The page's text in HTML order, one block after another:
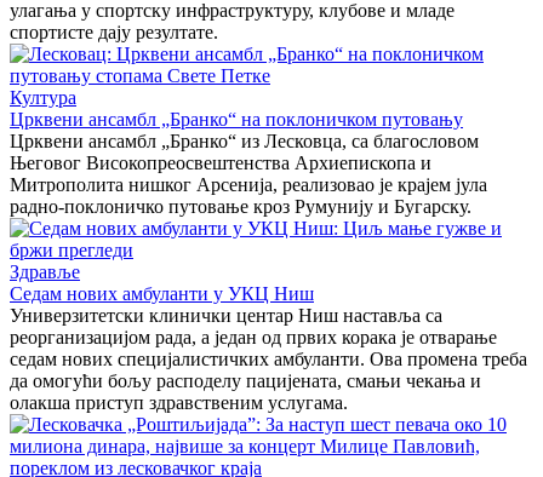
улагања у спортску инфраструктуру, клубове и младе
спортисте дају резултате.
Култура
Црквени ансамбл „Бранко“ на поклоничком путовању
Црквени ансамбл „Бранко“ из Лесковца, са благословом
Његовог Високопреосвештенства Архиепископа и
Митрополита нишког Арсенија, реализовао је крајем јула
радно-поклоничко путовање кроз Румунију и Бугарску.
Здравље
Седам нових амбуланти у УКЦ Ниш
Универзитетски клинички центар Ниш наставља са
реорганизацијом рада, а један од првих корака је отварање
седам нових специјалистичких амбуланти. Ова промена треба
да омогући бољу расподелу пацијената, смањи чекања и
олакша приступ здравственим услугама.